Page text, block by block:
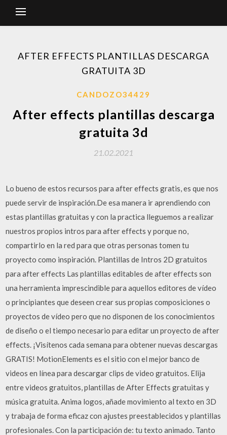
AFTER EFFECTS PLANTILLAS DESCARGA
GRATUITA 3D
CANDOZO34429
After effects plantillas descarga
gratuita 3d
21.02.2021
Lo bueno de estos recursos para after effects gratis, es que nos
puede servir de inspiración.De esa manera ir aprendiendo con
estas plantillas gratuitas y con la practica lleguemos a realizar
nuestros propios intros para after effects y porque no,
compartirlo en la red para que otras personas tomen tu
proyecto como inspiración. Plantillas de Intros 2D gratuitos
para after effects Las plantillas editables de after effects son
una herramienta imprescindible para aquellos editores de vídeo
o principiantes que deseen crear sus propias composiciones o
proyectos de vídeo pero que no disponen de los conocimientos
de diseño o el tiempo necesario para editar un proyecto de after
effects. ¡Visítenos cada semana para obtener nuevas descargas
GRATIS! MotionElements es el sitio con el mejor banco de
videos en línea para descargar clips de video gratuitos. Elija
entre videos gratuitos, plantillas de After Effects gratuitas y
música gratuita. Anima logos, añade movimiento al texto en 3D
y trabaja de forma eficaz con ajustes preestablecidos y plantillas
profesionales. Con la participación de: tu texto animado. Tanto